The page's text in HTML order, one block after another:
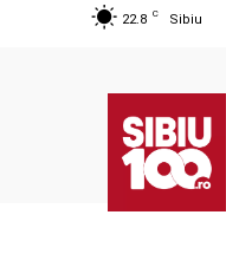
22.8 C Sibiu